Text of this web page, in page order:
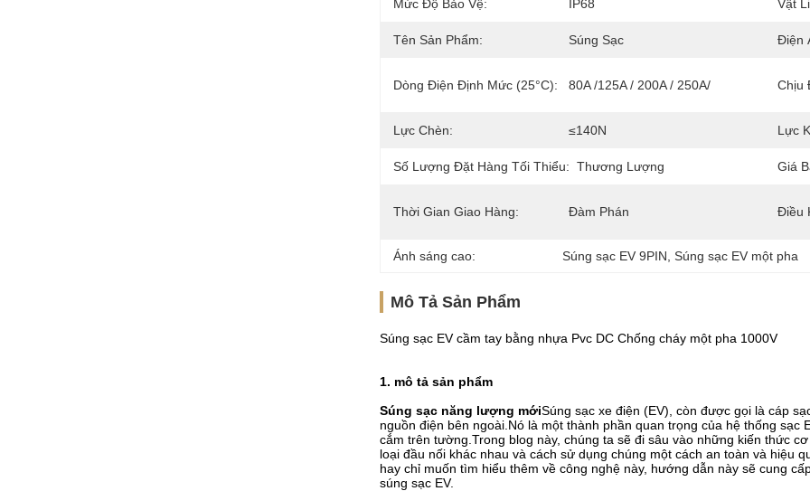
Mức Độ Bảo Vệ: IP68 Vật
Tên Sản Phẩm: Súng Sạc Điện
Dòng Điện Định Mức (25°C): 80A /125A / 200A / 250A/ Chịu
Lực Chèn: ≤140N Lực
Số Lượng Đặt Hàng Tối Thiểu: Thương Lượng Giá
Thời Gian Giao Hàng: Đàm Phán Điều
Ánh sáng cao: Súng sạc EV 9PIN , Súng sạc EV một pha
Mô Tả Sản Phẩm
Súng sạc EV cầm tay bằng nhựa Pvc DC Chống cháy một pha 1000V
1. mô tả sản phẩm
Súng sạc năng lượng mớiSúng sạc xe điện (EV), còn được gọi là cáp
nguồn điện bên ngoài.Nó là một thành phần quan trọng của hệ thống
cắm trên tường.Trong blog này, chúng ta sẽ đi sâu vào những kiến ​​thức
loại đầu nối khác nhau và cách sử dụng chúng một cách an toàn và hiệu
hay chỉ muốn tìm hiểu thêm về công nghệ này, hướng dẫn này sẽ cung
súng sạc EV.